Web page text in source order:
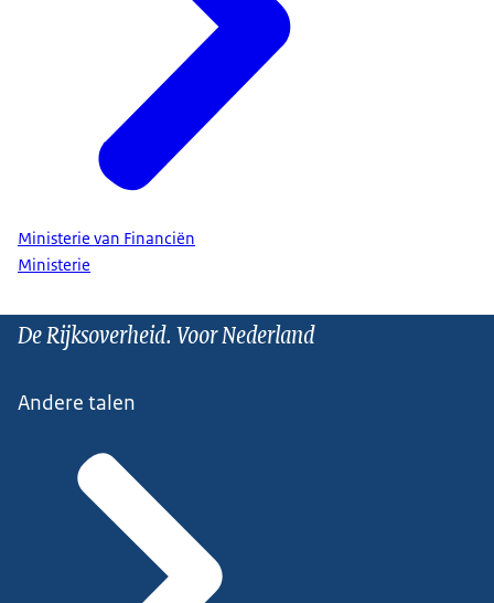
Ministerie van Financiën
Ministerie
De Rijksoverheid. Voor Nederland
Andere talen